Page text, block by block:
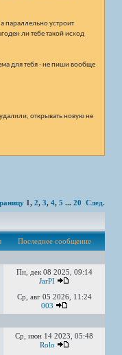
параллельно устроит
ли тебе такой исход
для тебя - не пиши вообще
открывать новую не
1, 2, 3, 4, 5 ... 20 След.
Последнее сообщение
Пн, дек 08 2025, 09:14
JarPI
Ср, авг 05 2026, 11:24
003
Ср, июн 14 2023, 05:48
Rolo